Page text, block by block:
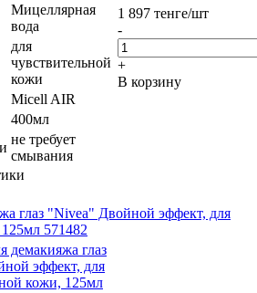
Мицеллярная
вода
для
чувствительной
кожи
Micell AIR
400мл
не требует
смывания
1 897 тенге/шт
-
+
В корзину
глаз "Nivea" Двойной эффект, для
571482
демакияжа глаз
эффект, для
кожи, 125мл